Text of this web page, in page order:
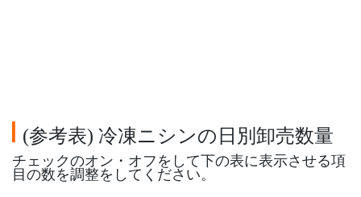
(参考表) 冷凍ニシンの日別卸売数量
チェックのオン・オフをして下の表に表示させる項
目の数を調整をしてください。